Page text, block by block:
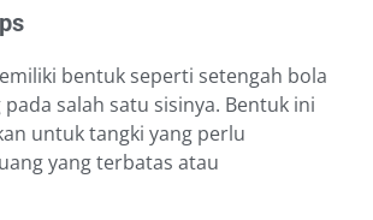
bentuk seperti setengah bola
salah satu sisinya. Bentuk ini
untuk tangki yang perlu
yang terbatas atau